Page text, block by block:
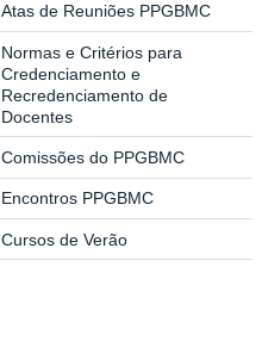
Atas de Reuniões PPGBMC
Normas e Critérios para
Credenciamento e
Recredenciamento de
Docentes
Comissões do PPGBMC
Encontros PPGBMC
Cursos de Verão